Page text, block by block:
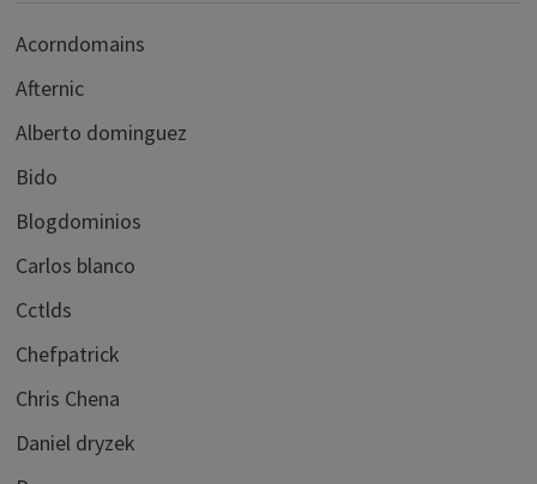
Acorndomains
Afternic
Alberto dominguez
Bido
Blogdominios
Carlos blanco
Cctlds
Chefpatrick
Chris Chena
Daniel dryzek